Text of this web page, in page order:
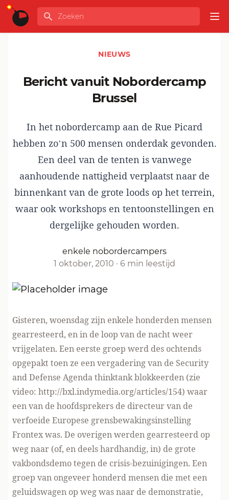
Ga naar de inhoud
GLOBALINFO
Zoeken
NIEUWS
Bericht vanuit Nobordercamp
Brussel
In het nobordercamp aan de Rue Picard
hebben zo’n 500 mensen onderdak gevonden.
Een deel van de tenten is vanwege
aanhoudende nattigheid verplaatst naar de
binnenkant van de grote loods op het terrein,
waar ook workshops en tentoonstellingen en
dergelijke gehouden worden.
enkele nobordercampers
1 oktober, 2010 · 6 min leestijd
Gisteren, woensdag zijn enkele honderden mensen
gearresteerd, en in de loop van de nacht weer
vrijgelaten. Een eerste groep werd des ochtends
opgepakt toen ze een vergadering van de Security
and Defense Agenda thinktank blokkeerden (zie
video: http://bxl.indymedia.org/articles/154) waar
een van de hoofdsprekers de directeur van de
verfoeide Europese grensbewakingsinstelling
Frontex was. De overigen werden gearresteerd op
weg naar (of, en deels hardhandig, in) de grote
vakbondsdemo tegen de crisis-bezuinigingen. Een
groep van ongeveer honderd mensen die met een
geluidswagen op weg was naar de demonstratie,